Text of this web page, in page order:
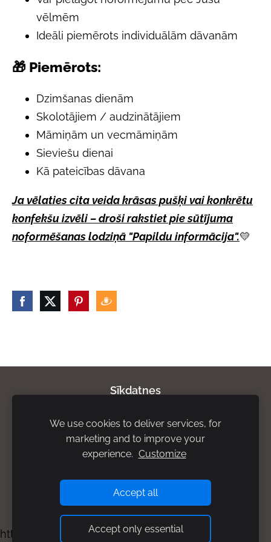
vēlmēm
Ideāli piemērots individuālām dāvanām
🎁 Piemērots:
Dzimšanas dienām
Skolotājiem / audzinātājiem
Māmiņām un vecmāmiņām
Sieviešu dienai
Kā pateicības dāvana
Ja vēlaties cita veida krāsas pušķi vai konkrētu
konfekšu izvēli – droši rakstiet pie sūtījuma
noformēšanas lodziņā "Papildu informācija".💛
Sīkdatnes
Par mums Privātuma politika
Atgriešanas
noteikumi
Piegādes noteikumi Rekvizīti
https://bisuprodukti.mozello.lv/kontakti/
We use cookies to deliver services, for
marketing and to improve your
experience. Customize
Accept all
Accept only essential